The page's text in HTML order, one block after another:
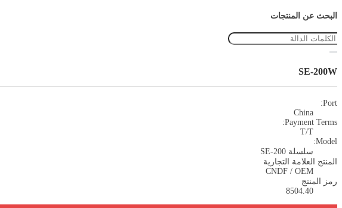
البحث عن المنتجات
SE-200W
Port:
China
Payment Terms:
T/T
Model:
سلسلة SE-200
المنتج العلامة التجارية
CNDF / OEM
رمز المنتج
8504.40